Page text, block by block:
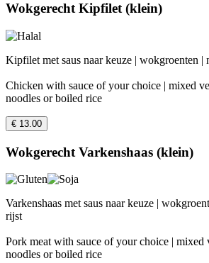
Wokgerecht Kipfilet (klein)
Kipfilet met saus naar keuze | wokgroenten
Chicken with sauce of your choice | mixed
noodles or boiled rice
€ 13.00
Wokgerecht Varkenshaas (klein)
Varkenshaas met saus naar keuze |
rijst
Pork meat with sauce of your choice | mixed
noodles or boiled rice